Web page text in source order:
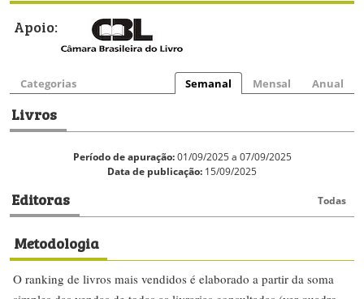
Apoio:
Categorias Semanal Mensal Anual
Livros
Período de apuração:01/09/2025 a 07/09/2025
Data de publicação: 15/09/2025
Editoras Todas
Metodologia
O ranking de livros mais vendidos é elaborado a partir da soma